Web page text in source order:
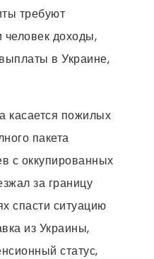
требуют
человек доходы,
в Украине,
касается пожилых
пакета
с оккупированных
за границу
спасти ситуацию
из Украины,
статус,